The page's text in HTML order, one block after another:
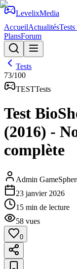
LevelixMedia
AccueilActualités
PlansForum
Tests
73/100
TESTTests
Test
(2016) -
complète
Admin
23 janvier 2026
15 min de lecture
58 vues
0